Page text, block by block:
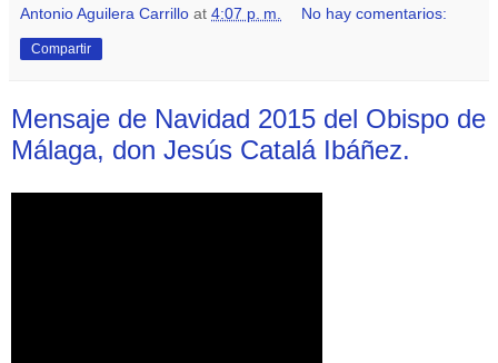
Antonio Aguilera Carrillo at 4:07 p. m. No hay comentarios:
Compartir
Mensaje de Navidad 2015 del Obispo de
Málaga, don Jesús Catalá Ibáñez.